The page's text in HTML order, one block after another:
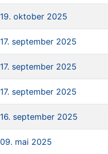
19. oktober 2025
17. september 2025
17. september 2025
17. september 2025
16. september 2025
09. mai 2025